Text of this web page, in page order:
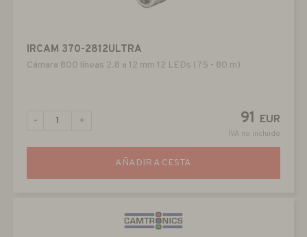
IRCAM 370-2812ULTRA
Cámara 800 líneas 2.8 a 12 mm 12 LEDs (75 - 80 m)
91 EUR
IVA no incluido
- +
AÑADIR A CESTA